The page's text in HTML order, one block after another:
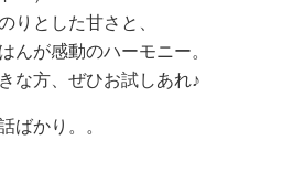
りとした甘さと、
んが感動のハーモニー。
な方、ぜひお試しあれ♪
ばかり。。